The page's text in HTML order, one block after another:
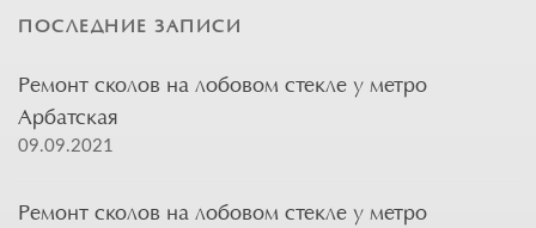
ПОСЛЕДНИЕ ЗАПИСИ
Ремонт сколов на лобовом стекле у метро
Арбатская
09.09.2021
Ремонт сколов на лобовом стекле у метро